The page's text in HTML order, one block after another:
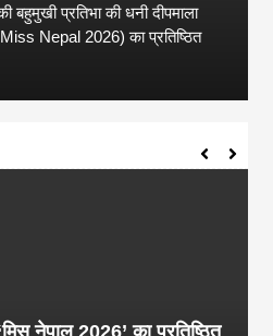
प्रतिभा की धनी दीपमाला
Nepal 2026) का प्रतिष्ठित
नेपाल 2026’ का प्रतिष्ठित